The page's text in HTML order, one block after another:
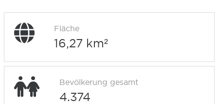
Fläche
16,27 km²
Bevölkerung gesamt
4.374